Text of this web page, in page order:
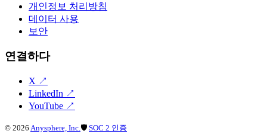
개인정보 처리방침
데이터 사용
보안
연결하다
X ↗
LinkedIn ↗
YouTube ↗
© 2026 Anysphere, Inc. 🛡 SOC 2 인증